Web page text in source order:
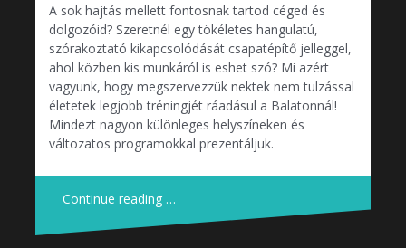
A sok hajtás mellett fontosnak tartod céged és
dolgozóid? Szeretnél egy tökéletes hangulatú,
szórakoztató kikapcsolódását csapatépítő jelleggel,
ahol közben kis munkáról is eshet szó? Mi azért
vagyunk, hogy megszervezzük nektek nem tulzással
életetek legjobb tréningjét ráadásul a Balatonnál!
Mindezt nagyon különleges helyszíneken és
változatos programokkal prezentáljuk.
Continue reading …